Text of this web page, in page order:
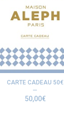
CARTE CADEAU 50€
50,00€